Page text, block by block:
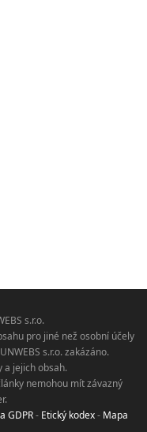
s.r.o.
pro jiné než osobní účely
s.r.o. zakázáno.
a jejich obsah.
nemohou mít závazný
GDPR- Etický kodex- Mapa